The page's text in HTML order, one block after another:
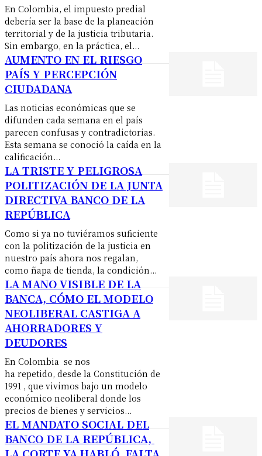
En Colombia, el impuesto predial
debería ser la base de la planeación
territorial y de la justicia tributaria.
Sin embargo, en la práctica, el...
AUMENTO EN EL RIESGO
PAÍS Y PERCEPCIÓN
CIUDADANA
Las noticias económicas que se
difunden cada semana en el país
parecen confusas y contradictorias.
Esta semana se conoció la caída en la
calificación...
LA TRISTE Y PELIGROSA
POLITIZACIÓN DE LA JUNTA
DIRECTIVA BANCO DE LA
REPÚBLICA
Como si ya no tuviéramos suficiente
con la politización de la justicia en
nuestro país ahora nos regalan,
como ñapa de tienda, la condición...
LA MANO VISIBLE DE LA
BANCA, CÓMO EL MODELO
NEOLIBERAL CASTIGA A
AHORRADORES Y
DEUDORES
En Colombia se nos
ha repetido, desde la Constitución de
1991 , que vivimos bajo un modelo
económico neoliberal donde los
precios de bienes y servicios...
EL MANDATO SOCIAL DEL
BANCO DE LA REPÚBLICA,